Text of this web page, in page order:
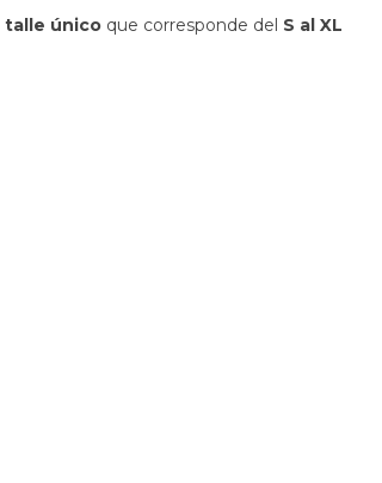
talle único que corresponde del S al XL